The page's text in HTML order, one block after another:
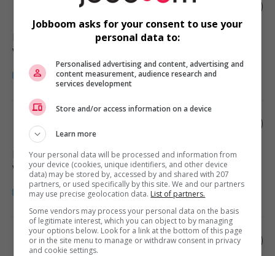
Retail store supervisor
Vente, achat et service à la clientèle
Retail store supervisor
Nelson, BC
Vente, achat et service à la clientèle
Retail store supervisor
Jobboom asks for your consent to use your
personal data to:
Personalised advertising and content, advertising and
content measurement, audience research and
services development
Store and/or access information on a device
Learn more
Your personal data will be processed and information from
your device (cookies, unique identifiers, and other device
data) may be stored by, accessed by and shared with 207
partners, or used specifically by this site. We and our partners
may use precise geolocation data. List of partners.
Some vendors may process your personal data on the basis
of legitimate interest, which you can object to by managing
your options below. Look for a link at the bottom of this page
or in the site menu to manage or withdraw consent in privacy
and cookie settings.